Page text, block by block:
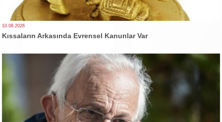
10.08.2026
Kıssaların Arkasında Evrensel Kanunlar Var